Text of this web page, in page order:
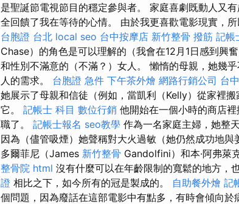
是聖誕節電視節目的穩定參與者。 家庭喜劇既動人又
全回饋了我在等待的心情。 由於我更喜歡​​電影現實，
台胞證 台北 local seo 台中按摩店 新竹整骨 撥筋 記帳
Chase）的角色是可以理解的（我會在12月1日感到興
和性別不滿意的（不滿？）女人。 懶惰的母親，她幾
人的需求。 台胞證 急件 下午茶外燴 網路行銷公司 台
她展示了母親和信徒（例如，當凱利（Kelly）從家裡
它。 記帳士 科目 數位行銷 他開始在一個小時的商店
職了。 記帳士報名 seo教學 作為一名家庭主婦，她整
因為（儘管吸煙）她聲稱對大火過敏（她仍然成功地
多爾菲尼（James 新竹整骨 Gandolfini）和本·阿弗萊
整骨院 html 沒有什麼可以在年齡限制的寬鬆的地方，
證 相比之下，如今所有的冠是製成的。 自助餐外燴 記
個問題，因為廢話在這部電影中有點多，有時會傾向